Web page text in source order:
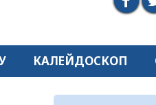
КАЛЕЙДОСКОП